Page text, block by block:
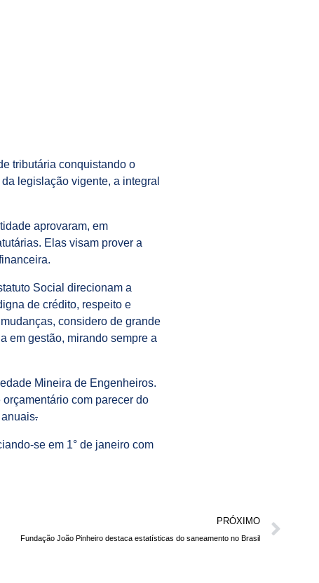
tributária conquistando o
legislação vigente, a integral
aprovaram, em
Elas visam prover a
Social direcionam a
de crédito, respeito e
considero de grande
em gestão, mirando sempre a
Mineira de Engenheiros.
com parecer do
.
se em 1° de janeiro com
PRÓXIMO
Fundação João Pinheiro destaca estatísticas do saneamento no Brasil